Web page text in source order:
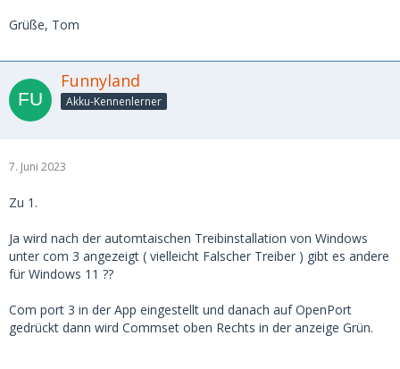
Grüße, Tom
Funnyland
Akku-Kennenlerner
7. Juni 2023
Zu 1.
Ja wird nach der automtaischen Treibinstallation von Windows
unter com 3 angezeigt ( vielleicht Falscher Treiber ) gibt es andere
für Windows 11 ??
Com port 3 in der App eingestellt und danach auf OpenPort
gedrückt dann wird Commset oben Rechts in der anzeige Grün.